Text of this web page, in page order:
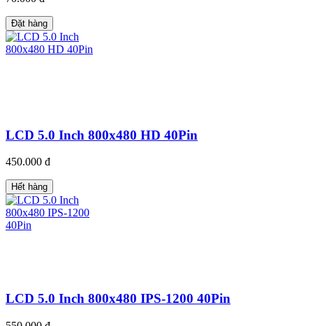
Đặt hàng
LCD 5.0 Inch 800x480 HD 40Pin
450.000 đ
Hết hàng
LCD 5.0 Inch 800x480 IPS-1200 40Pin